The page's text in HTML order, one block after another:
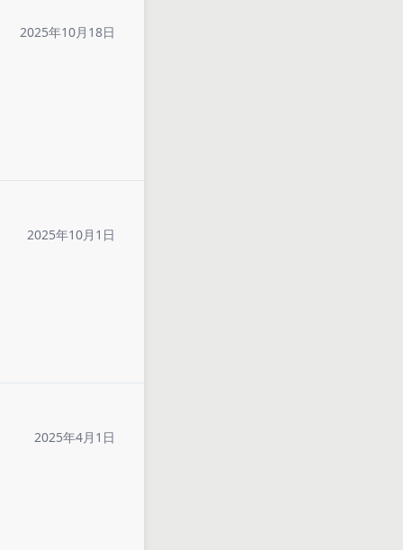
2025年10月18日
2025年10月1日
2025年4月1日